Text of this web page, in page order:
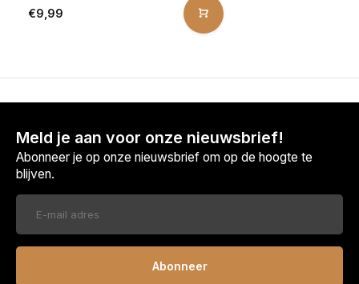
€9,99
Meld je aan voor onze nieuwsbrief!
Abonneer je op onze nieuwsbrief om op de hoogte te
blijven.
Abonneer